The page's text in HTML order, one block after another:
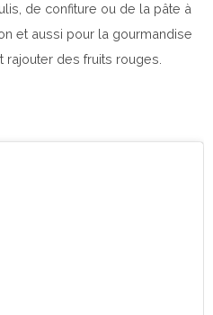
de confiture ou de la pâte à
et aussi pour la gourmandise
des fruits rouges.